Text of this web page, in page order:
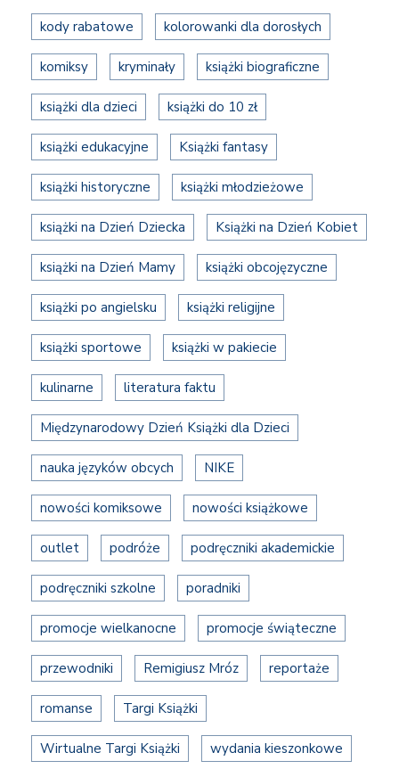
kody rabatowe kolorowanki dla dorosłych
komiksy kryminały książki biograficzne
książki dla dzieci książki do 10 zł
książki edukacyjne Książki fantasy
książki historyczne książki młodzieżowe
książki na Dzień Dziecka Książki na Dzień Kobiet
książki na Dzień Mamy książki obcojęzyczne
książki po angielsku książki religijne
książki sportowe książki w pakiecie
kulinarne literatura faktu
Międzynarodowy Dzień Książki dla Dzieci
nauka języków obcych NIKE
nowości komiksowe nowości książkowe
outlet podróże podręczniki akademickie
podręczniki szkolne poradniki
promocje wielkanocne promocje świąteczne
przewodniki Remigiusz Mróz reportaże
romanse Targi Książki
Wirtualne Targi Książki wydania kieszonkowe